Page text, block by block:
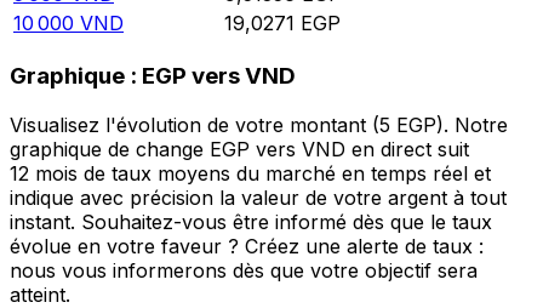
10 000 VND 19,0271 EGP
Graphique : EGP vers VND
Visualisez l'évolution de votre montant (5 EGP). Notre
graphique de change EGP vers VND en direct suit
12 mois de taux moyens du marché en temps réel et
indique avec précision la valeur de votre argent à tout
instant. Souhaitez-vous être informé dès que le taux
évolue en votre faveur ? Créez une alerte de taux :
nous vous informerons dès que votre objectif sera
atteint.